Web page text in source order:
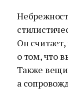
Он
о том, что
Также
а